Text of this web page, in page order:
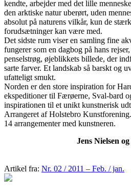
kendte, arbejder med det lille
den arktiske natur uberørt, uden
absolut på naturens vilkår, kun de
forudsætninger kan være med.
Det sidste rum viser en samling fine
fungerer som en dagbog på hans
penselstrøg, øjeblikkets billede, der
sarte farver. Et landskab så barskt og
ufatteligt smukt.
Norden er den store inspiration for
ekspeditioner til Færøerne, Sval-bard
inspirationen til et unikt kunstnerisk
Arrangeret af Holstebro
14 arrangementer med kunstneren.
Jens Nielsen
Artikel fra: Nr. 02 / 2011 – Feb. / jan.